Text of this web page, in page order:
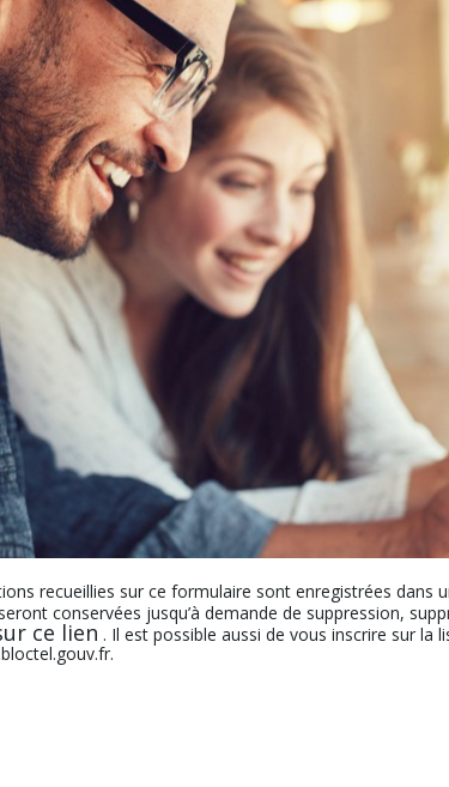
recueillies sur ce formulaire sont enregistrées
conservées jusqu’à demande de suppression,
ce lien . Il est possible aussi de vous inscrire sur la